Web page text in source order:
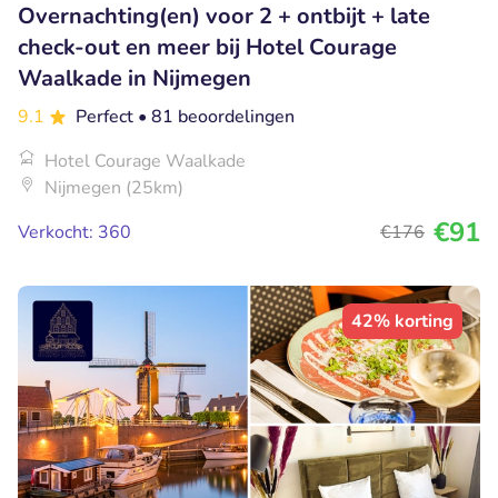
Overnachting(en) voor 2 + ontbijt + late
check-out en meer bij Hotel Courage
Waalkade in Nijmegen
9.1 Perfect • 81 beoordelingen
Hotel Courage Waalkade
Nijmegen (25km)
Verkocht: 360
€176 €91
42% korting